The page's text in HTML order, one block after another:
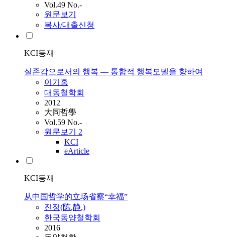
Vol.49 No.-
원문보기
복사/대출신청
KCI등재
실존감으로서의 행복 ― 통합적 행복모델을 향하여
이기홍
대동철학회
2012
大同哲學
Vol.59 No.-
원문보기 2
KCI
eArticle
KCI등재
从中国哲学的立场省察“幸福”
진정(陈,静,)
한국동양철학회
2016